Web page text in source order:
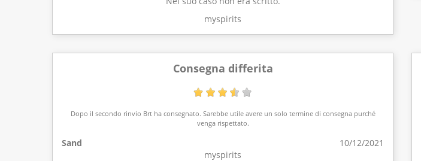
myspirits
Consegna differita
Dopo il secondo rinvio Brt ha consegnato. Sarebbe utile avere un solo termine di consegna purché
venga rispettato.
Sand
10/12/2021
myspirits